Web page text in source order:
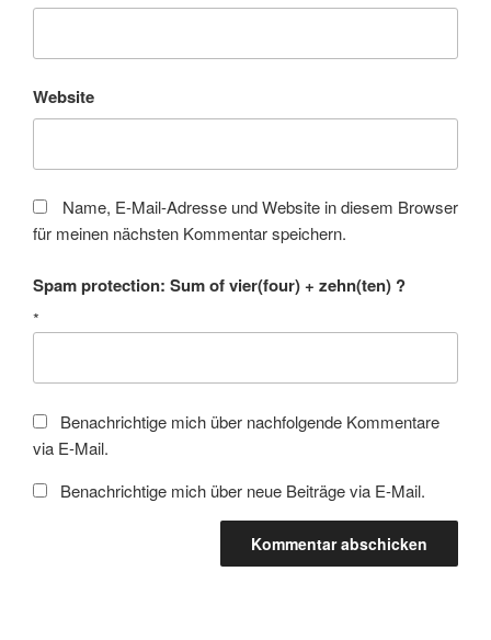
Website
Name, E-Mail-Adresse und Website in diesem Browser
für meinen nächsten Kommentar speichern.
Spam protection: Sum of vier(four) + zehn(ten) ?
*
Benachrichtige mich über nachfolgende Kommentare
via E-Mail.
Benachrichtige mich über neue Beiträge via E-Mail.